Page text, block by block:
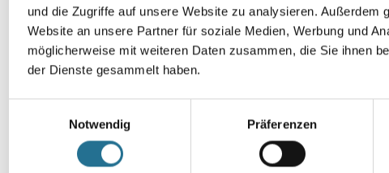
und die Zugriffe auf unsere Website zu analysieren.
Website an unsere Partner für soziale Medien, Werbung und
möglicherweise mit weiteren Daten zusammen, die Sie ihnen
der Dienste gesammelt haben.
Notwendig
Präferenzen